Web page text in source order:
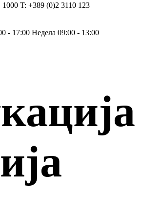
1000 T: +389 (0)2 3110 123
- 17:00 Недела 09:00 - 13:00